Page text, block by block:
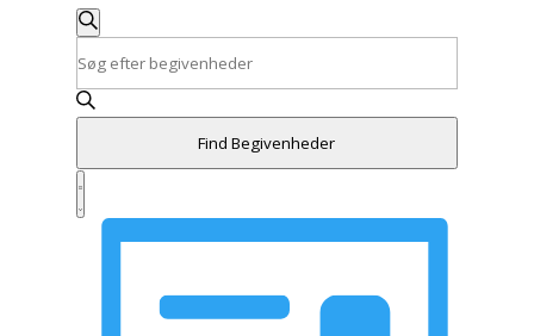
Begivenheder
Search
and
Views
Navigation
Søg
efter
begivenheder
nøgleord.
Søg
på
nøgleord.
Find Begivenheder
Begivenhed
Views
Navigation
Summary